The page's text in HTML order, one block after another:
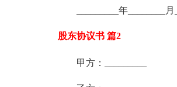
_________年________月
股东协议书 篇2
甲方：_________